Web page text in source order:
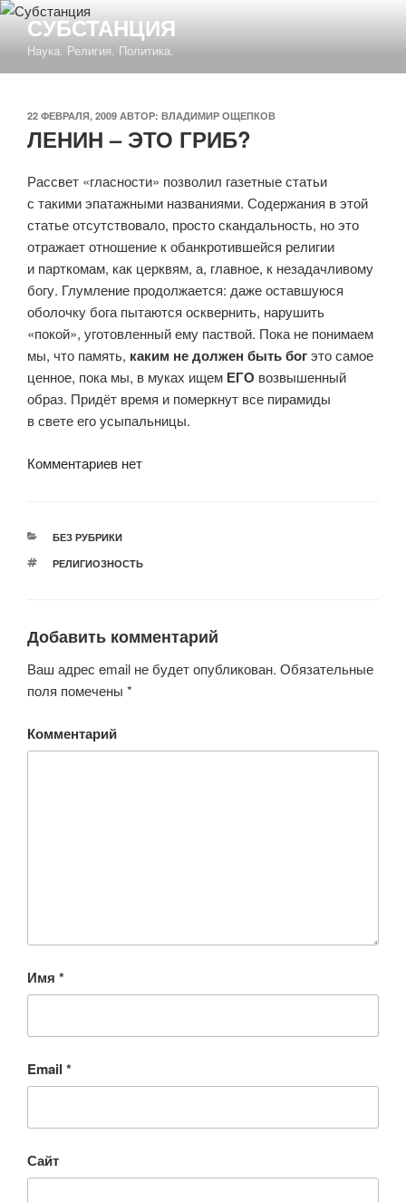
Перейти
содержимому
СУБСТАНЦИЯ
Наука. Религия. Политика.
ОПУБЛИКОВАНО
22 ФЕВРАЛЯ, 2009 АВТОР: ВЛАДИМИР ОЩЕПКОВ
ЛЕНИН – ЭТО ГРИБ?
Рассвет «гласности» позволил газетные статьи
с такими эпатажными названиями. Содержания в этой
статье отсутствовало, просто скандальность, но это
отражает отношение к обанкротившейся религии
и парткомам, как церквям, а, главное, к незадачливому
богу. Глумление продолжается: даже оставшуюся
оболочку бога пытаются осквернить, нарушить
«покой», уготовленный ему паствой. Пока не понимаем
мы, что память, каким не должен быть богэто самое
ценное, пока мы, в муках ищем ЕГО возвышенный
образ. Придёт время и померкнут все пирамиды
в свете его усыпальницы.
Комментариев нет
РУБРИКИ
БЕЗ РУБРИКИ
МЕТКИ
РЕЛИГИОЗНОСТЬ
Добавить комментарий
Ваш адрес email не будет опубликован. Обязательные
поля помечены *
Комментарий
Имя *
Email *
Сайт